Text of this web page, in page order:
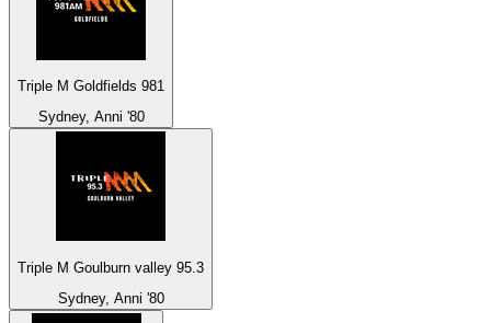
Triple M Goldfields 981
Sydney, Anni '80
Triple M Goulburn valley 95.3
Sydney, Anni '80